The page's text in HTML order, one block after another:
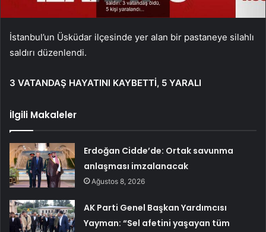
İstanbul’un Üsküdar ilçesinde yer alan bir pastaneye silahlı
saldırı düzenlendi.
3 VATANDAŞ HAYATINI KAYBETTİ, 5 YARALI
İlgili Makaleler
Erdoğan Cidde’de: Ortak savunma
anlaşması imzalanacak
Ağustos 8, 2026
AK Parti Genel Başkan Yardımcısı
Yayman: “Sel afetini yaşayan tüm